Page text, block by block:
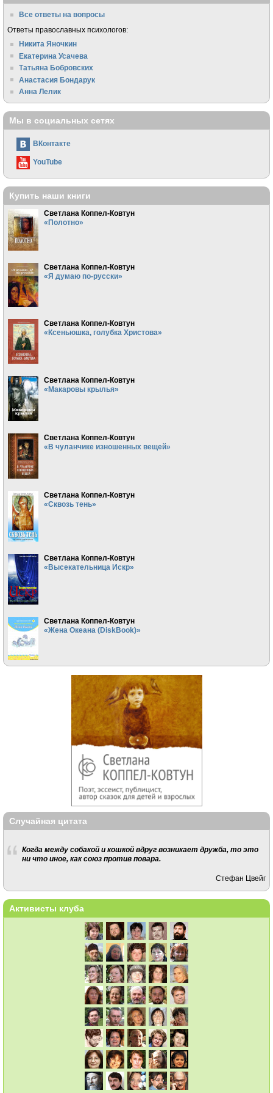
Все ответы на вопросы
Ответы православных психологов:
Никита Яночкин
Екатерина Усачева
Татьяна Бобровских
Анастасия Бондарук
Анна Лелик
Мы в социальных сетях
ВКонтакте
YouTube
Купить наши книги
Светлана Коппел-Ковтун
«Полотно»
Светлана Коппел-Ковтун
«Я думаю по-русски»
Светлана Коппел-Ковтун
«Ксеньюшка, голубка Христова»
Светлана Коппел-Ковтун
«Макаровы крылья»
Светлана Коппел-Ковтун
«В чуланчике изношенных вещей»
Светлана Коппел-Ковтун
«Сквозь тень»
Светлана Коппел-Ковтун
«Высекательница Искр»
Светлана Коппел-Ковтун
«Жена Океана (DiskBook)»
Случайная цитата
Когда между собакой и кошкой вдруг возникает дружба, то это
ни что иное, как союз против повара.
Стефан Цвейг
Активисты клуба